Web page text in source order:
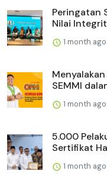
Peringatan
Nilai
1 month ago
SEMMI
1 month ago
5.000
Sertifikat
1 month ago